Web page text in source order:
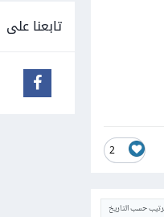
2
حسب التاريخ
تابعنا على